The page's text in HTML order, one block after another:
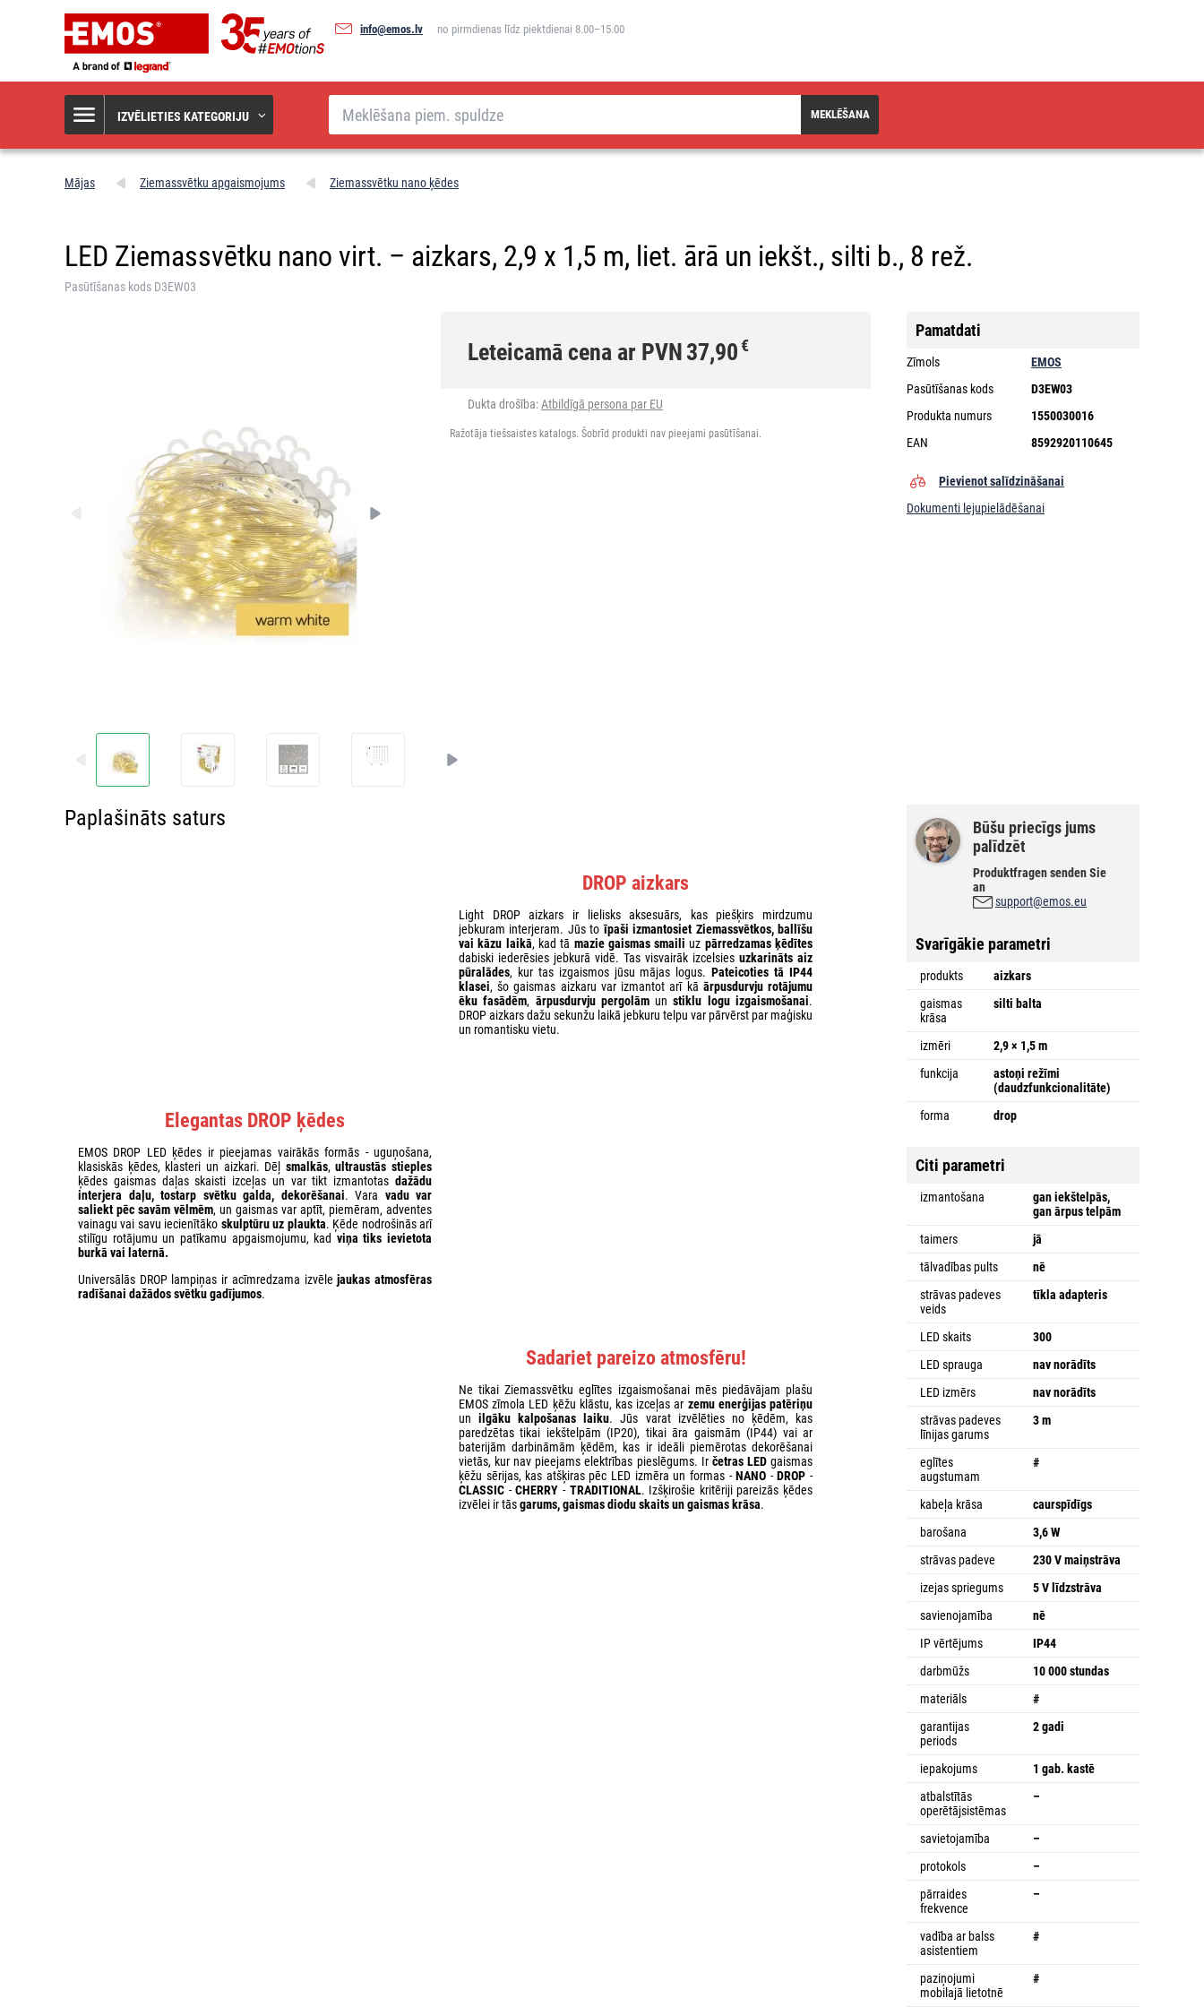
info@emos.lv no pirmdienas līdz piektdienai 8.00–15.00
IZVĒLIETIES KATEGORIJU
Meklēšana
MEKLĒŠANA
Mājas Ziemassvētku apgaismojums Ziemassvētku nano ķēdes
LED Ziemassvētku nano virt. – aizkars, 2,9 x 1,5 m, liet. ārā un iekšt., silti b., 8 rež.
Pasūtīšanas kods D3EW03
Leteicamā cena ar PVN 37,90€
Dukta drošība:Atbildīgā persona par EU
Ražotāja tiešsaistes katalogs. Šobrīd produkti nav pieejami pasūtīšanai.
Pamatdati
Zīmols
EMOS
Pasūtīšanas kods
D3EW03
Produkta numurs
1550030016
EAN
8592920110645
Pievienot salīdzināšanai
Dokumenti lejupielādēšanai
Paplašināts saturs
DROP aizkars
Light DROP aizkars ir lielisks aksesuārs, kas piešķirs mirdzumu
jebkuram interjeram. Jūs toīpaši izmantosiet Ziemassvētkos, ballīšu
vai kāzu laikā, kad tā mazie gaismas smaili uz pārredzamas ķēdītes
dabiski iederēsies jebkurā vidē. Tas visvairāk izcelsies uzkarināts aiz
pūralādes, kur tas izgaismos jūsu mājas logus.Pateicoties tā IP44
klasei, šo gaismas aizkaru var izmantot arī kā ārpusdurvju rotājumu
ēku fasādēm, ārpusdurvju pergolāmunstiklu logu izgaismošanai.
DROP aizkars dažu sekunžu laikā jebkuru telpu var pārvērst par maģisku
un romantisku vietu.
Elegantas DROP ķēdes
EMOS DROP LED ķēdes ir pieejamas vairākās formās - uguņošana,
klasiskās ķēdes, klasteri un aizkari. Dēļ smalkās,ultraustās stieples
ķēdes gaismas daļas skaisti izceļas un var tikt izmantotas dažādu
interjera daļu, tostarp svētku galda, dekorēšanai. Vara vadu var
saliekt pēc savām vēlmēm, un gaismas var aptīt, piemēram, adventes
vainagu vai savu iecienītāko skulptūru uz plaukta. Ķēde nodrošinās arī
stilīgu rotājumu un patīkamu apgaismojumu, kad viņa tiks ievietota
burkā vai laternā.
Universālās DROP lampiņas ir acīmredzama izvēlejaukas atmosfēras
radīšanai dažādos svētku gadījumos.
Sadariet pareizo atmosfēru!
Ne tikai Ziemassvētku eglītes izgaismošanai mēs piedāvājam plašu
EMOS zīmola LED ķēžu klāstu, kas izceļas ar zemu enerģijas patēriņu
unilgāku kalpošanas laiku. Jūs varat izvēlēties no ķēdēm, kas
paredzētas tikai iekštelpām (IP20), tikai āra gaismām (IP44) vai ar
baterijām darbināmām ķēdēm, kas ir ideāli piemērotas dekorēšanai
vietās, kur nav pieejams elektrības pieslēgums. Ir četras LEDgaismas
ķēžu sērijas, kas atšķiras pēc LED izmēra un formas -NANO -DROP -
CLASSIC -CHERRY - TRADITIONAL. Izšķirošie kritēriji pareizās ķēdes
izvēlei ir tāsgarums, gaismas diodu skaits un gaismas krāsa.
Būšu priecīgs jums
palīdzēt
Produktfragen senden Sie
an
support@emos.eu
Svarīgākie parametri
produkts
aizkars
gaismas
krāsa
silti balta
izmēri
2,9 × 1,5 m
funkcija
astoņi režīmi
(daudzfunkcionalitāte)
forma
drop
Citi parametri
izmantošana
gan iekštelpās,
gan ārpus telpām
taimers
jā
tālvadības pults
nē
strāvas padeves
veids
tīkla adapteris
LED skaits
300
LED sprauga
nav norādīts
LED izmērs
nav norādīts
strāvas padeves
līnijas garums
3 m
eglītes
augstumam
#
kabeļa krāsa
caurspīdīgs
barošana
3,6 W
strāvas padeve
230 V maiņstrāva
izejas spriegums
5 V līdzstrāva
savienojamība
nē
IP vērtējums
IP44
darbmūžs
10 000 stundas
materiāls
#
garantijas
periods
2 gadi
iepakojums
1 gab. kastē
atbalstītās
operētājsistēmas
–
savietojamība
–
protokols
–
pārraides
frekvence
–
vadība ar balss
asistentiem
#
paziņojumi
mobilajā lietotnē
#